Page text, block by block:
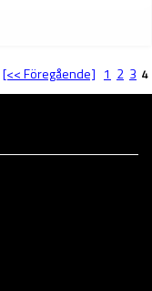
[<< Föregående] 1 2 3 4